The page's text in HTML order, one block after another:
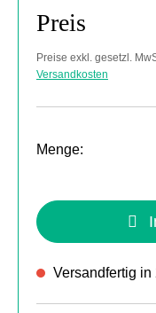
Preis
Preise exkl. gesetzl.
Versandkosten
Menge:
Produkt
Versandfertig in